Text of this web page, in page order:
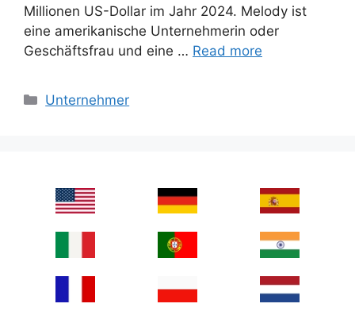
Millionen US-Dollar im Jahr 2024. Melody ist
eine amerikanische Unternehmerin oder
Geschäftsfrau und eine … Read more
Categories
Unternehmer